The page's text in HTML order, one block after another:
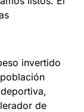
invertido
de